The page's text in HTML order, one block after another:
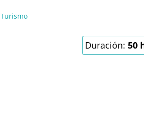
Turismo
Duración: 50